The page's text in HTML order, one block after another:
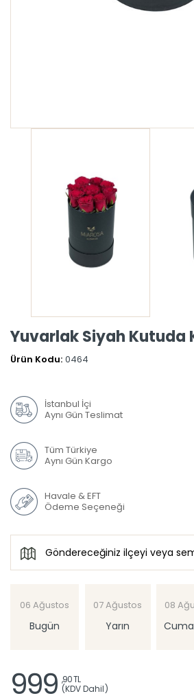
Yuvarlak Siyah Kutuda
Ürün Kodu: 0464
İstanbul İçi
Aynı Gün Teslimat
Tüm Türkiye
Aynı Gün Kargo
Havale & EFT
Ödeme Seçeneği
06 Ağustos
Bugün
07 Ağustos
Yarın
08
999 ,90 TL
(KDV Dahil)